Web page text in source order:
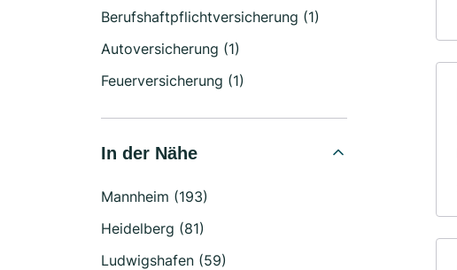
Berufshaftpflichtversicherung (1)
Autoversicherung (1)
Feuerversicherung (1)
In der Nähe
Mannheim (193)
Heidelberg (81)
Ludwigshafen (59)